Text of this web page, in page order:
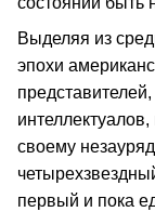
Выделяя из
эпохи
своему
первый и пока